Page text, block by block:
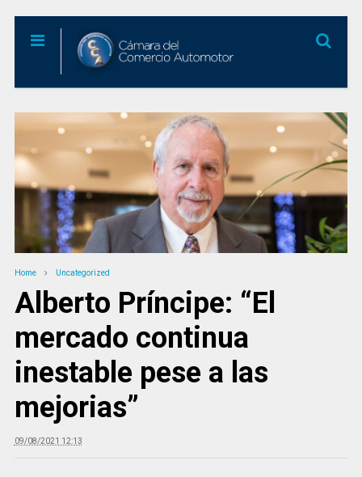
Home Uncategorized
Alberto Príncipe: “El
mercado continua
inestable pese a las
mejorias”
09/08/2021 12:13